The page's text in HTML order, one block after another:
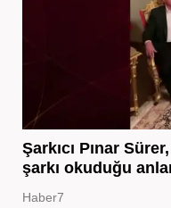
Şarkıcı Pınar
şarkı okuduğu
Haber7